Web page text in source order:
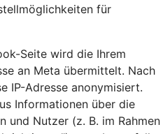
für
Seite wird die Ihrem
an Meta übermittelt. Nach
IP-Adresse anonymisiert.
Informationen über die
und Nutzer (z. B. im Rahmen